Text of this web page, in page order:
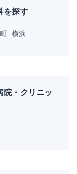
を探す
横浜
院・クリニッ